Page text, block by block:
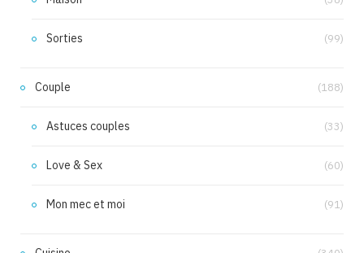
Sorties (99)
Couple (188)
Astuces couples (33)
Love & Sex (60)
Mon mec et moi (91)